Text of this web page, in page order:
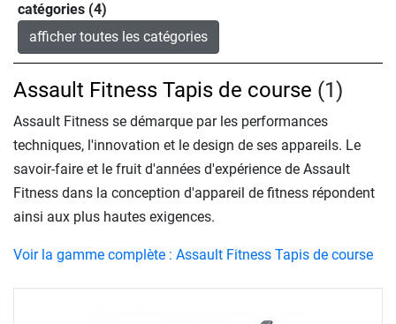
catégories (4)
afficher toutes les catégories
Assault Fitness Tapis de course (1)
Assault Fitness se démarque par les performances
techniques, l'innovation et le design de ses appareils. Le
savoir-faire et le fruit d'années d'expérience de Assault
Fitness dans la conception d'appareil de fitness répondent
ainsi aux plus hautes exigences.
Voir la gamme complète : Assault Fitness Tapis de course